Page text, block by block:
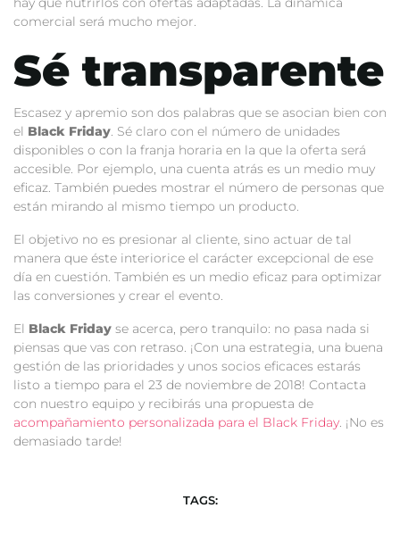
comercial será mucho mejor.
Sé transparente
Escasez y apremio son dos palabras que se asocian bien con
el Black Friday. Sé claro con el número de unidades
disponibles o con la franja horaria en la que la oferta será
accesible. Por ejemplo, una cuenta atrás es un medio muy
eficaz. También puedes mostrar el número de personas que
están mirando al mismo tiempo un producto.
El objetivo no es presionar al cliente, sino actuar de tal
manera que éste interiorice el carácter excepcional de ese
día en cuestión. También es un medio eficaz para optimizar
las conversiones y crear el evento.
El Black Friday se acerca, pero tranquilo: no pasa nada si
piensas que vas con retraso. ¡Con una estrategia, una buena
gestión de las prioridades y unos socios eficaces estarás
listo a tiempo para el 23 de noviembre de 2018! Contacta
con nuestro equipo y recibirás una propuesta de
acompañamiento personalizada para el Black Friday. ¡No es
demasiado tarde!
TAGS: